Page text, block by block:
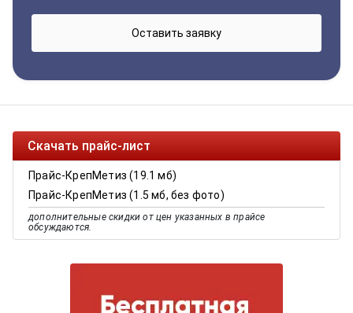
Скачать прайс-лист
Прайс-КрепМетиз (19.1 мб)
Прайс-КрепМетиз (1.5 мб, без фото)
дополнительные скидки от цен указанных в прайсе
обсуждаются.